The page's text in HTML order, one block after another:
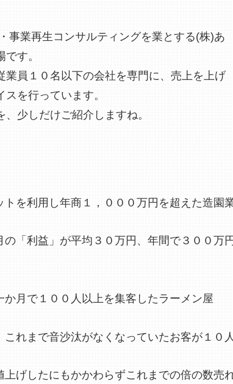
事業再生コンサルティングを業とする(株)あ
す。
業員１０名以下の会社を専門に、売上を上げ
を行っています。
少しだけご紹介しますね。
を利用し年商１，０００万円を超えた造園
「利益」が平均３０万円、年間で３００万
月で１００人以上を集客したラーメン屋
れまで音沙汰がなくなっていたお客が１０
げしたにもかかわらずこれまでの倍の数売